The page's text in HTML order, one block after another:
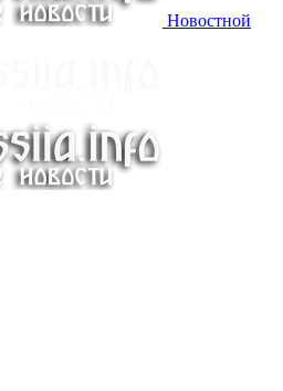
Новостной